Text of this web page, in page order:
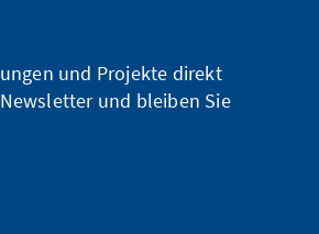
und Projekte direkt
und bleiben Sie